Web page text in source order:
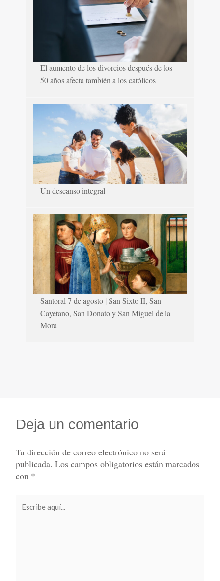
El aumento de los divorcios después de los
50 años afecta también a los católicos
Un descanso integral
Santoral 7 de agosto | San Sixto II, San
Cayetano, San Donato y San Miguel de la
Mora
Deja un comentario
Tu dirección de correo electrónico no será
publicada. Los campos obligatorios están marcados
con *
aquí...